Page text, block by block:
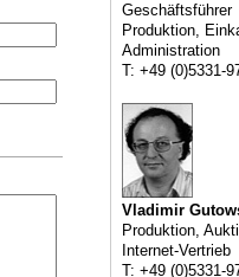
Geschäftsführer
Produktion,
Administration
T: +49 (0)5331-
Vladimir
Produktion,
Internet-Vertrieb
T: +49 (0)5331-